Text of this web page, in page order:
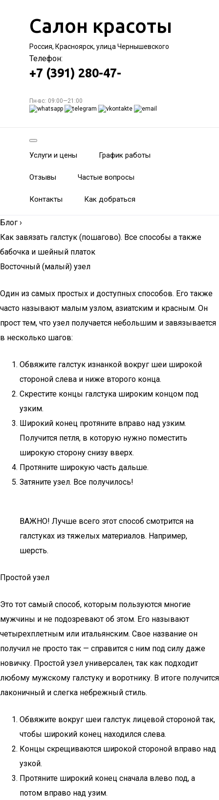
Салон красоты
Россия, Красноярск, улица Чернышевского
Телефон:
+7 (391) 280-47-
Пн-вс: 09:00—21:00
Услуги и цены График работы
Отзывы Частые вопросы
Контакты Как добраться
Блог ›
Как завязать галстук (пошагово). Все способы а также
бабочка и шейный платок
Восточный (малый) узел
Один из самых простых и доступных способов. Его также
часто называют малым узлом, азиатским и красным. Он
прост тем, что узел получается небольшим и завязывается
в несколько шагов:
Обвяжите галстук изнанкой вокруг шеи широкой
стороной слева и ниже второго конца.
Скрестите концы галстука широким концом под
узким.
Широкий конец протяните вправо над узким.
Получится петля, в которую нужно поместить
широкую сторону снизу вверх.
Протяните широкую часть дальше.
Затяните узел. Все получилось!
ВАЖНО! Лучше всего этот способ смотрится на
галстуках из тяжелых материалов. Например,
шерсть.
Простой узел
Это тот самый способ, которым пользуются многие
мужчины и не подозревают об этом. Его называют
четырехплетным или итальянским. Свое название он
получил не просто так — справится с ним под силу даже
новичку. Простой узел универсален, так как подходит
любому мужскому галстуку и воротнику. В итоге получится
лаконичный и слегка небрежный стиль.
Обвяжите вокруг шеи галстук лицевой стороной так,
чтобы широкий конец находился слева.
Концы скрещиваются широкой стороной вправо над
узкой.
Протяните широкий конец сначала влево под, а
потом вправо над узим.